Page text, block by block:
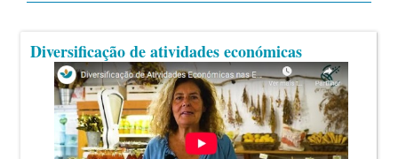
Diversificação de atividades económicas